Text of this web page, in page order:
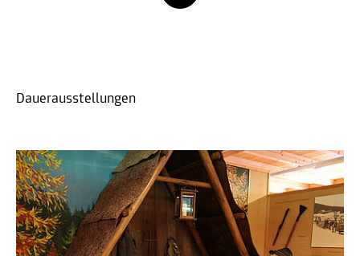
Dauerausstellungen